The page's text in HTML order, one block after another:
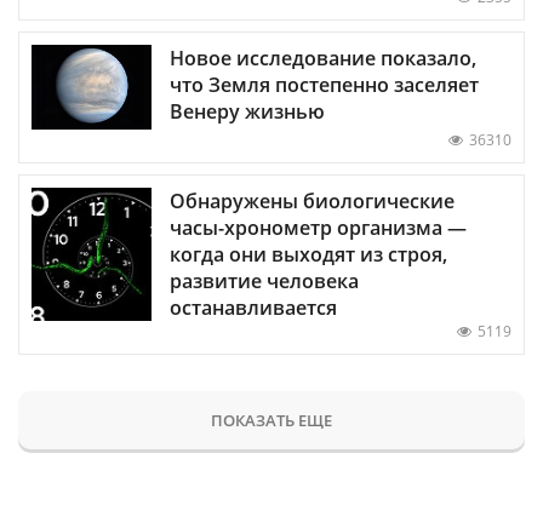
Новое исследование показало,
что Земля постепенно заселяет
Венеру жизнью
36310
Обнаружены биологические
часы-хронометр организма —
когда они выходят из строя,
развитие человека
останавливается
5119
ПОКАЗАТЬ ЕЩЕ